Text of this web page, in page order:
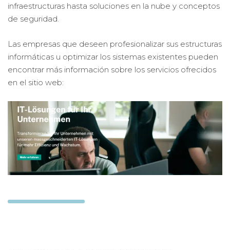
infraestructuras hasta soluciones en la nube y conceptos
de seguridad.
Las empresas que deseen profesionalizar sus estructuras
informáticas u optimizar los sistemas existentes pueden
encontrar más información sobre los servicios ofrecidos
en el sitio web: